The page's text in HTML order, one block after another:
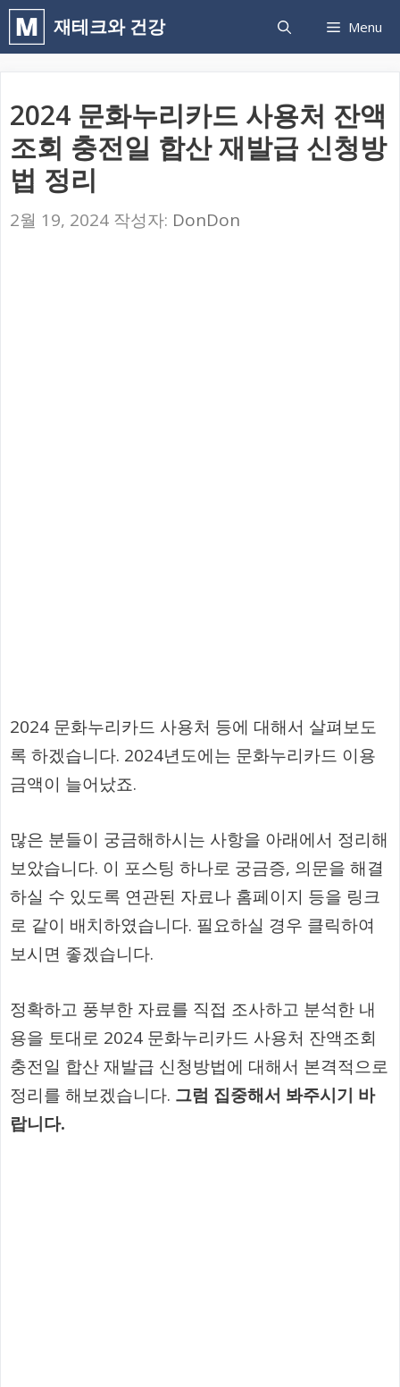
컨
텐
건
너
뛰
기
재테크와 건강 Menu
2024 문화누리카드 사용처 잔액
조회 충전일 합산 재발급 신청방
법 정리
2월 19, 2024 작성자: DonDon
2024 문화누리카드 사용처 등에 대해서 살펴보도
록 하겠습니다. 2024년도에는 문화누리카드 이용
금액이 늘어났죠.
많은 분들이 궁금해하시는 사항을 아래에서 정리해
보았습니다. 이 포스팅 하나로 궁금증, 의문을 해결
하실 수 있도록 연관된 자료나 홈페이지 등을 링크
로 같이 배치하였습니다. 필요하실 경우 클릭하여
보시면 좋겠습니다.
정확하고 풍부한 자료를 직접 조사하고 분석한 내
용을 토대로 2024 문화누리카드 사용처 잔액조회
충전일 합산 재발급 신청방법에 대해서 본격적으로
정리를 해보겠습니다. 그럼 집중해서 봐주시기 바
랍니다.